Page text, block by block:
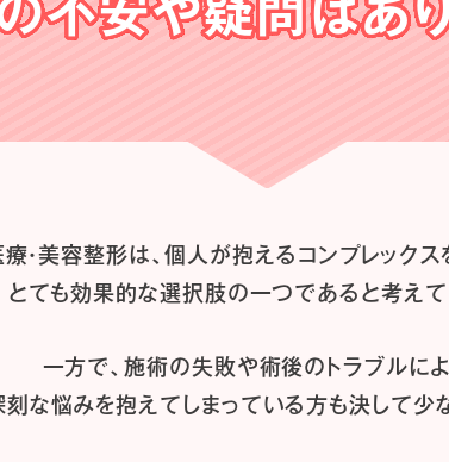
不安や疑問はあ
・美容整形は、個人が抱えるコンプレック
とても効果的な選択肢の一つであると考えて
一方で、施術の失敗や術後のトラブルに
な悩みを抱えてしまっている方も決して少